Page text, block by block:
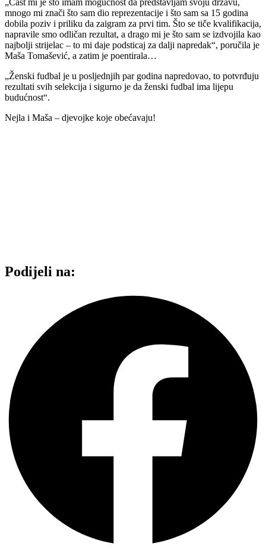
mnogo mi znači što sam dio reprezentacije i što sam sa 15 godina
dobila poziv i priliku da zaigram za prvi tim. Što se tiče kvalifikacija,
napravile smo odličan rezultat, a drago mi je što sam se izdvojila kao
najbolji strijelac – to mi daje podsticaj za dalji napredak“, poručila je
Maša Tomašević, a zatim je poentirala…
„Ženski fudbal je u posljednjih par godina napredovao, to potvrđuju
rezultati svih selekcija i sigurno je da ženski fudbal ima lijepu
budućnost“.
Nejla i Maša – djevojke koje obećavaju!
Podijeli na: